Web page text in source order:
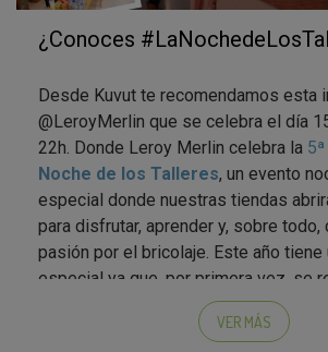
¿Conoces
Desde Kuvut te recomendamos esta
@LeroyMerlin que se celebra el día
22h. Donde Leroy Merlin celebra la
Noche de los Talleres, un evento
especial donde nuestras tiendas
para disfrutar, aprender y, sobre todo,
pasión por el bricolaje. Este año tiene
especial ya que, por primera vez, se
Noche de los Talleres 100% ECO
¡Queremos
VER MÁS